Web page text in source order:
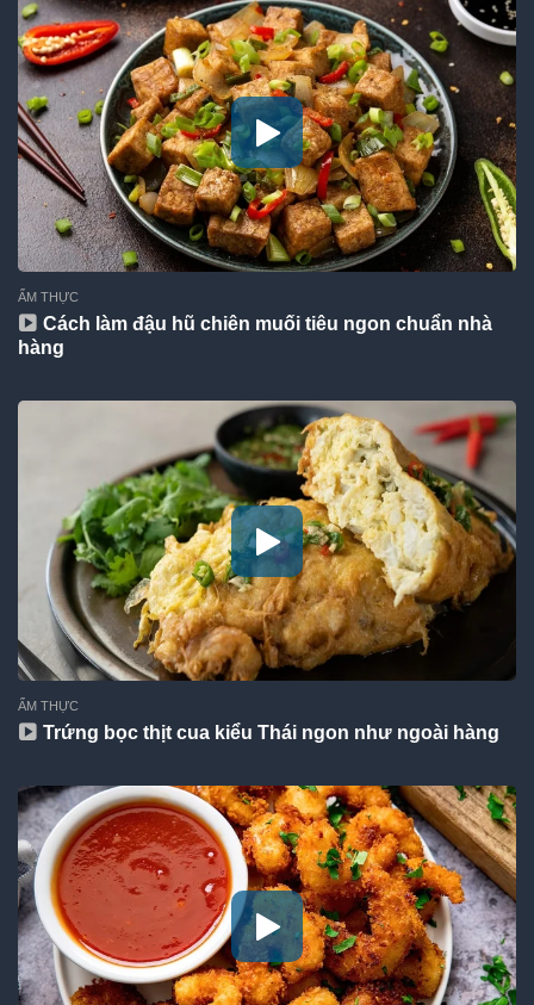
ẨM THỰC
Cách làm đậu hũ chiên muối tiêu ngon chuẩn nhà
hàng
ẨM THỰC
Trứng bọc thịt cua kiểu Thái ngon như ngoài hàng